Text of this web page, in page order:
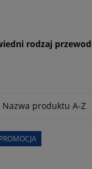
rodzaj
Nazwa produktu A-Z
PROMOCJA